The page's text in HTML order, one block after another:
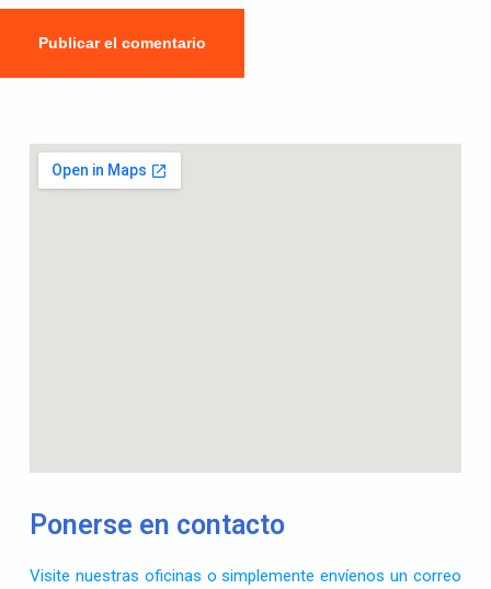
Publicar el comentario
Ponerse en contacto
Visite nuestras oficinas o simplemente envíenos un correo